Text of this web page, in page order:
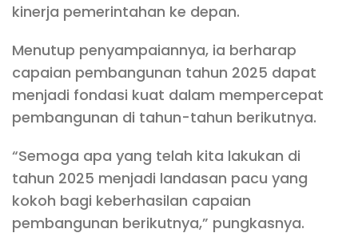
kinerja pemerintahan ke depan.
Menutup penyampaiannya, ia berharap
capaian pembangunan tahun 2025 dapat
menjadi fondasi kuat dalam mempercepat
pembangunan di tahun-tahun berikutnya.
“Semoga apa yang telah kita lakukan di
tahun 2025 menjadi landasan pacu yang
kokoh bagi keberhasilan capaian
pembangunan berikutnya,” pungkasnya.